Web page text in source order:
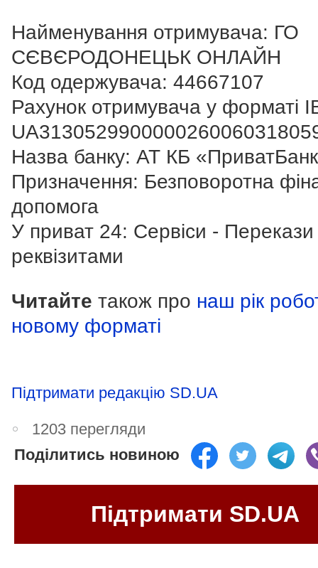
Найменування отримувача: ГО
СЄВЄРОДОНЕЦЬК ОНЛАЙН
Код одержувача: 44667107
Рахунок отримувача у форматі
Назва банку: АТ КБ
Призначення: Безповоротна
допомога
У приват 24: Сервіси -
реквізитами
Читайте також про наш рік
новому форматі
Підтримати редакцію SD.UA
1203 перегляди
Поділитись новиною
Підтримати SD.UA